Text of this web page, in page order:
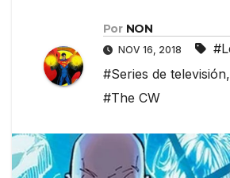
Por NON
NOV 16, 2018
#Series de televisión,
#The CW